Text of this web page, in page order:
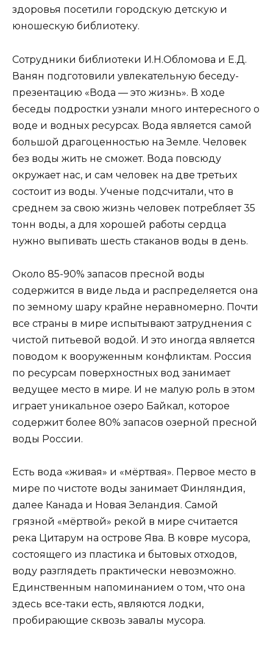
здоровья посетили городскую детскую и
юношескую библиотеку.
Сотрудники библиотеки И.Н.Обломова и Е.Д.
Ванян подготовили увлекательную беседу-
презентацию «Вода — это жизнь». В ходе
беседы подростки узнали много интересного о
воде и водных ресурсах. Вода является самой
большой драгоценностью на Земле. Человек
без воды жить не сможет. Вода повсюду
окружает нас, и сам человек на две третьих
состоит из воды. Ученые подсчитали, что в
среднем за свою жизнь человек потребляет 35
тонн воды, а для хорошей работы сердца
нужно выпивать шесть стаканов воды в день.
Около 85-90% запасов пресной воды
содержится в виде льда и распределяется она
по земному шару крайне неравномерно. Почти
все страны в мире испытывают затруднения с
чистой питьевой водой. И это иногда является
поводом к вооруженным конфликтам. Россия
по ресурсам поверхностных вод занимает
ведущее место в мире. И не малую роль в этом
играет уникальное озеро Байкал, которое
содержит более 80% запасов озерной пресной
воды России.
Есть вода «живая» и «мёртвая». Первое место в
мире по чистоте воды занимает Финляндия,
далее Канада и Новая Зеландия. Самой
грязной «мёртвой» рекой в мире считается
река Цитарум на острове Ява. В ковре мусора,
состоящего из пластика и бытовых отходов,
воду разглядеть практически невозможно.
Единственным напоминанием о том, что она
здесь все-таки есть, являются лодки,
пробирающие сквозь завалы мусора.